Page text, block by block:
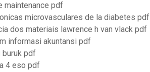
maintenance pdf
microvasculares de la diabetes pdf
dos materiais lawrence h van vlack pdf
informasi akuntansi pdf
buruk pdf
4 eso pdf